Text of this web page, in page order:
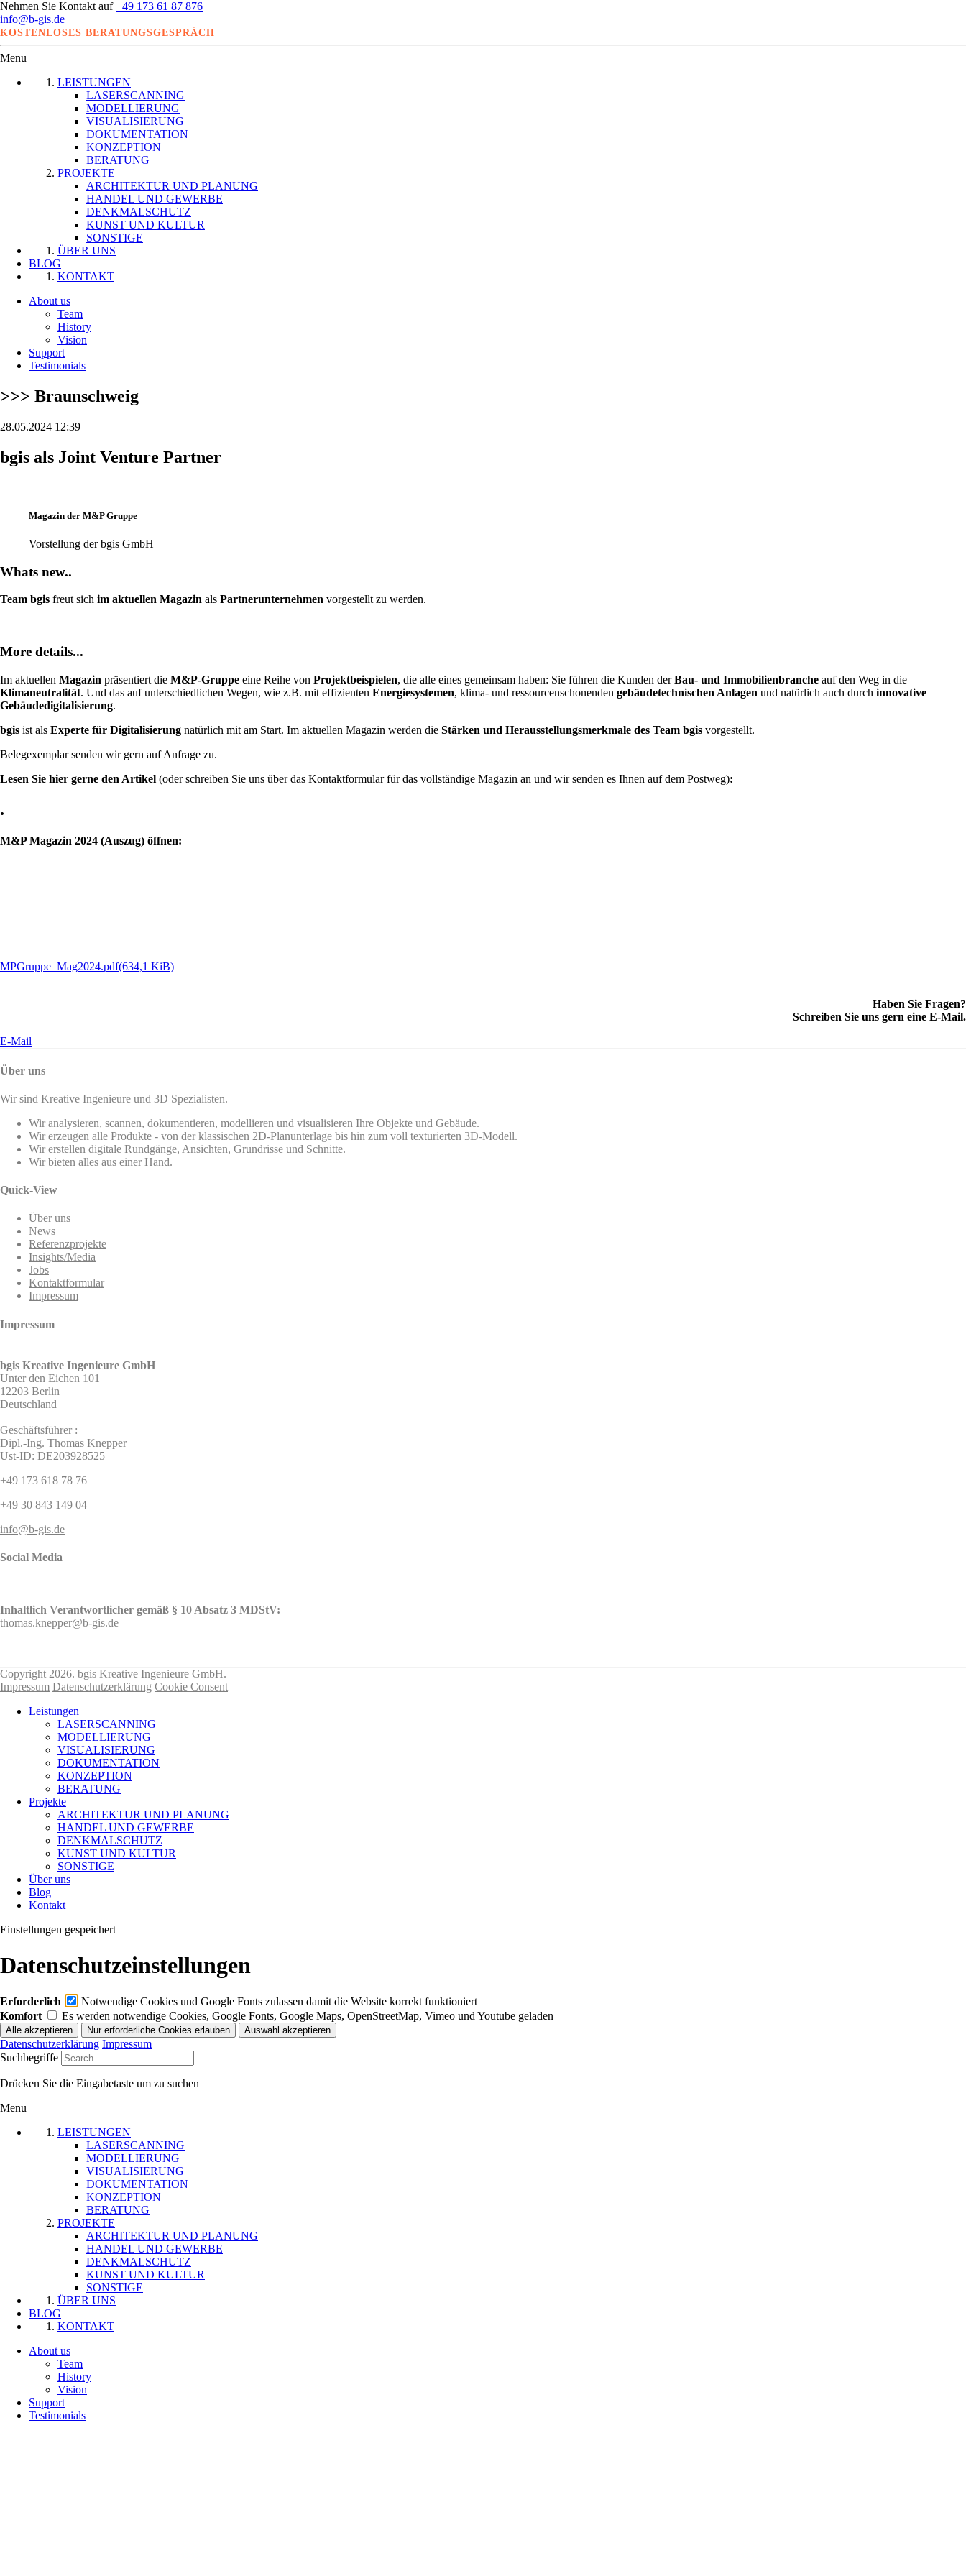
Nehmen Sie Kontakt auf+49 173 61 87 876
info@b-gis.de
KOSTENLOSES BERATUNGSGESPRÄCH
Menu
LEISTUNGEN
LASERSCANNING
MODELLIERUNG
VISUALISIERUNG
DOKUMENTATION
KONZEPTION
BERATUNG
PROJEKTE
ARCHITEKTUR UND PLANUNG
HANDEL UND GEWERBE
DENKMALSCHUTZ
KUNST UND KULTUR
SONSTIGE
ÜBER UNS
BLOG
KONTAKT
About us
Team
History
Vision
Support
Testimonials
>>> Braunschweig
28.05.2024 12:39
bgis als Joint Venture Partner
Magazin der M&P Gruppe
Vorstellung der bgis GmbH
Whats new..
Team bgis freut sich im aktuellen Magazin als Partnerunternehmen vorgestellt zu werden.
More details...
Im aktuellen Magazin präsentiert die M&P-Gruppe eine Reihe von Projektbeispielen, die alle eines gemeinsam haben: Sie führen die Kunden derBau- und Immobilienbranche auf den Weg in die
Klimaneutralität. Und das auf unterschiedlichen Wegen, wie z.B. mit effizienten Energiesystemen, klima- und ressourcenschonenden gebäudetechnischen Anlagen und natürlich auch durch innovative
Gebäudedigitalisierung.
bgis ist als Experte für Digitalisierung natürlich mit am Start. Im aktuellen Magazin werden die Stärken und Herausstellungsmerkmale des Team bgis vorgestellt.
Belegexemplar senden wir gern auf Anfrage zu.
Lesen Sie hier gerne den Artikel (oder schreiben Sie uns über das Kontaktformular für das vollständige Magazin an und wir senden es Ihnen auf dem Postweg):
.
M&P Magazin 2024 (Auszug) öffnen:
MPGruppe_Mag2024.pdf(634,1 KiB)
Haben Sie Fragen?
Schreiben Sie uns gern eine E-Mail.
E-Mail
Über uns
Wir sind Kreative Ingenieure und 3D Spezialisten.
Wir analysieren, scannen, dokumentieren, modellieren und visualisieren Ihre Objekte und Gebäude.
Wir erzeugen alle Produkte - von der klassischen 2D-Planunterlage bis hin zum voll texturierten 3D-Modell.
Wir erstellen digitale Rundgänge, Ansichten, Grundrisse und Schnitte.
Wir bieten alles aus einer Hand.
Quick-View
Über uns
News
Referenzprojekte
Insights/Media
Jobs
Kontaktformular
Impressum
Impressum
bgis Kreative Ingenieure GmbH
Unter den Eichen 101
12203 Berlin
Deutschland
Geschäftsführer :
Dipl.-Ing. Thomas Knepper
Ust-ID: DE203928525
+49 173 618 78 76
+49 30 843 149 04
info@b-gis.de
Social Media
Inhaltlich Verantwortlicher gemäß § 10 Absatz 3 MDStV:
thomas.knepper@b-gis.de
Copyright 2026. bgis Kreative Ingenieure GmbH.
Impressum Datenschutzerklärung Cookie Consent
Leistungen
LASERSCANNING
MODELLIERUNG
VISUALISIERUNG
DOKUMENTATION
KONZEPTION
BERATUNG
Projekte
ARCHITEKTUR UND PLANUNG
HANDEL UND GEWERBE
DENKMALSCHUTZ
KUNST UND KULTUR
SONSTIGE
Über uns
Blog
Kontakt
Einstellungen gespeichert
Datenschutzeinstellungen
Erforderlich
Notwendige Cookies und Google Fonts zulassen damit die Website korrekt funktioniert
Komfort
Es werden notwendige Cookies, Google Fonts, Google Maps, OpenStreetMap, Vimeo und Youtube geladen
Datenschutzerklärung Impressum
Suchbegriffe
Drücken Sie die Eingabetaste um zu suchen
Menu
LEISTUNGEN
LASERSCANNING
MODELLIERUNG
VISUALISIERUNG
DOKUMENTATION
KONZEPTION
BERATUNG
PROJEKTE
ARCHITEKTUR UND PLANUNG
HANDEL UND GEWERBE
DENKMALSCHUTZ
KUNST UND KULTUR
SONSTIGE
ÜBER UNS
BLOG
KONTAKT
About us
Team
History
Vision
Support
Testimonials